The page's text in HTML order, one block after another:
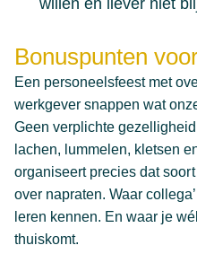
willen en liever niet
Bonuspunten
Een personeelsfeest met
werkgever snappen wat
Geen verplichte
lachen, lummelen, kletsen
organiseert precies dat
over napraten. Waar
leren kennen. En waar je
thuiskomt.